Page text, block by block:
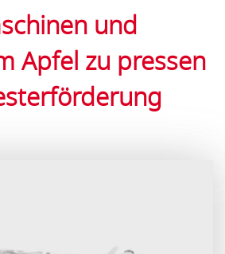
und
Apfel zu pressen